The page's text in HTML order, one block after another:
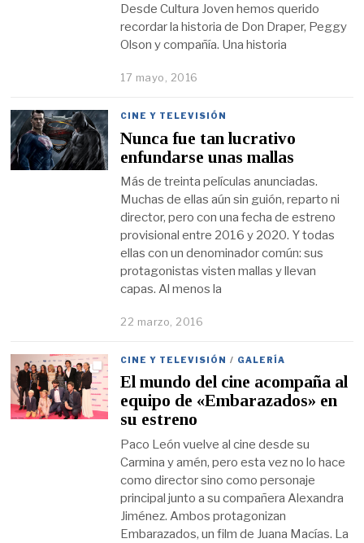
Desde Cultura Joven hemos querido
recordar la historia de Don Draper, Peggy
Olson y compañía. Una historia
17 mayo, 2016
CINE Y TELEVISIÓN
Nunca fue tan lucrativo
enfundarse unas mallas
Más de treinta películas anunciadas.
Muchas de ellas aún sin guión, reparto ni
director, pero con una fecha de estreno
provisional entre 2016 y 2020. Y todas
ellas con un denominador común: sus
protagonistas visten mallas y llevan
capas. Al menos la
22 marzo, 2016
CINE Y TELEVISIÓN / GALERÍA
El mundo del cine acompaña al
equipo de «Embarazados» en
su estreno
Paco León vuelve al cine desde su
Carmina y amén, pero esta vez no lo hace
como director sino como personaje
principal junto a su compañera Alexandra
Jiménez. Ambos protagonizan
Embarazados, un film de Juana Macías. La